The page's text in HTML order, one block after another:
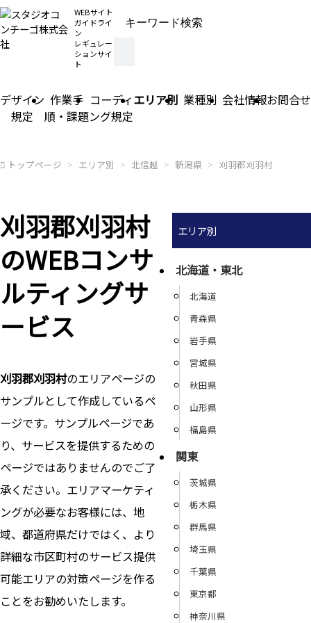
WEBサイト
ガイドライ
ン
レギュレー
ションサイ
ト
デザイン
規定
作業手
順・課題
コーディ
ング規定
エリア別 業種別 会社情報お問合せ
トップページ エリア別 北信越 新潟県 刈羽郡刈羽村
刈羽郡刈羽村
のWEBコンサ
ルティングサ
ービス
刈羽郡刈羽村のエリアページの
サンプルとして作成しているペ
ージです。サンプルページであ
り、サービスを提供するための
ページではありませんのでご了
承ください。エリアマーケティ
ングが必要なお客様には、地
域、都道府県だけではく、より
詳細な市区町村のサービス提供
可能エリアの対策ページを作る
ことをお勧めいたします。
エリア別
北海道・東北
北海道
青森県
岩手県
宮城県
秋田県
山形県
福島県
関東
茨城県
栃木県
群馬県
埼玉県
千葉県
東京都
神奈川県